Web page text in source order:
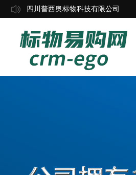
四川普西奥标物科技有限公司